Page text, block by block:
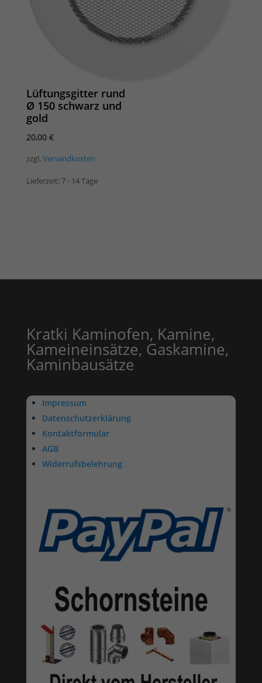
Lüftungsgitter rund
Ø 150 schwarz und
gold
20,00 €
zzgl. Versandkosten
Lieferzeit: 7 - 14 Tage
Kratki Kaminofen, Kamine,
Kameineinsätze, Gaskamine,
Kaminbausätze
Impressum
Datenschutzerklärung
Kontaktformular
AGB
Widerrufsbelehrung